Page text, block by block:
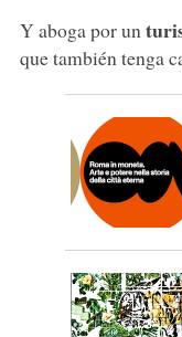
Y aboga por un
que también tenga